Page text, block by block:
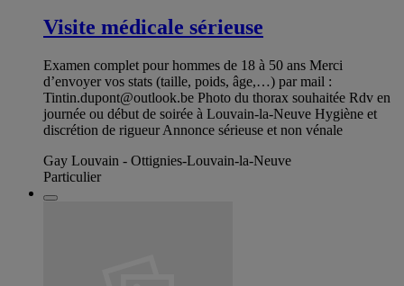
Visite médicale sérieuse
Examen complet pour hommes de 18 à 50 ans Merci
d’envoyer vos stats (taille, poids, âge,…) par mail :
Tintin.dupont@outlook.be Photo du thorax souhaitée Rdv en
journée ou début de soirée à Louvain-la-Neuve Hygiène et
discrétion de rigueur Annonce sérieuse et non vénale
Gay Louvain - Ottignies-Louvain-la-Neuve
Particulier